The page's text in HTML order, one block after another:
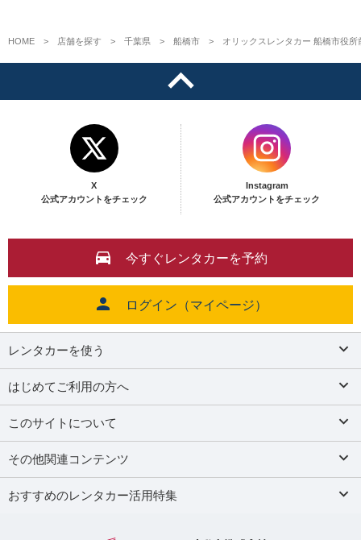
HOME 店舗を探す 千葉県 船橋市 オリックスレンタカー 船橋市役所
X
公式アカウントをチェック
Instagram
公式アカウントをチェック
今すぐレンタカーを予約
ログイン（マイページ）
レンタカーを使う
はじめてご利用の方へ
このサイトについて
その他関連コンテンツ
おすすめのレンタカー活用特集